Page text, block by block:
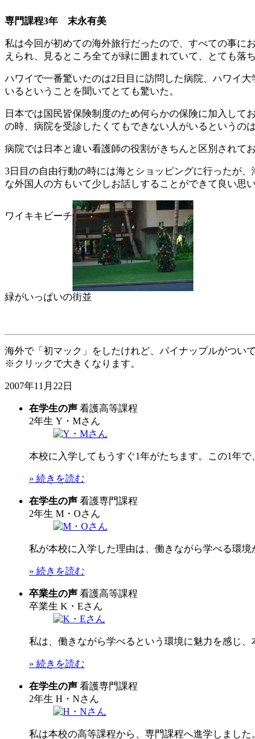
専門課程3年 末永有美
私は今回が初めての海外旅行だったので、すべての事に
えられ、見るところ全てが緑に囲まれていて、とても落
ハワイで一番驚いたのは2日目に訪問した病院、ハワイ
いるということを聞いてとても驚いた。
日本では国民皆保険制度のため何らかの保険に加入し
の時、病院を受診したくてもできない人がいるというの
病院では日本と違い看護師の役割がきちんと区別されて
3日目の自由行動の時には海とショッピングに行ったが
な外国人の方もいて少しお話しすることができて良い思
ワイキキビーチ
緑がいっぱいの街並
海外で「初マック」をしたけれど、パイナップルがつい
※クリックで大きくなります。
2007年11月22日
在学生の声 看護高等課程
2年生 Y・Mさん
本校に入学してもうすぐ1年がたちます。この1年
» 続きを読む
在学生の声 看護専門課程
2年生 M・Oさん
私が本校に入学した理由は、働きながら学べる環
» 続きを読む
卒業生の声 看護高等課程
卒業生 K・Eさん
私は、働きながら学べるという環境に魅力を感じ
» 続きを読む
在学生の声 看護専門課程
2年生 H・Nさん
私は本校の高等課程から、専門課程へ進学しまし